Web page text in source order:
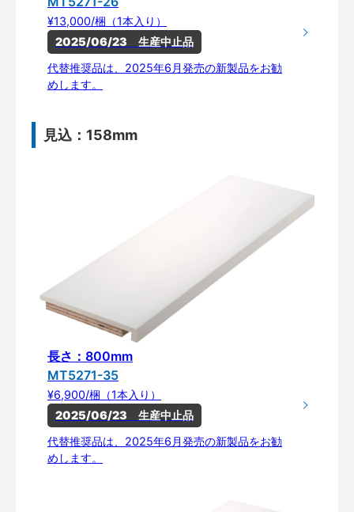
¥13,000/梱（1本入り）
2025/06/23　生産中止品
代替推奨品は、2025年6月発売の新製品をお勧
めします。
見込：158mm
長さ：800mm
MT5271-35
¥6,900/梱（1本入り）
2025/06/23　生産中止品
代替推奨品は、2025年6月発売の新製品をお勧
めします。